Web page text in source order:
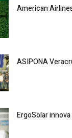
American
ASIPONA
ErgoSolar